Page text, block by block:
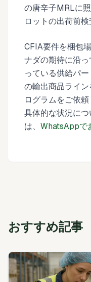
の唐辛子MRLに
ロットの出荷前検
CFIA要件を梱包
ナダの期待に沿
っている供給パ
の輸出商品ライ
ログラムをご依頼
具体的な状況に
は、 WhatsAppで
おすすめ記事